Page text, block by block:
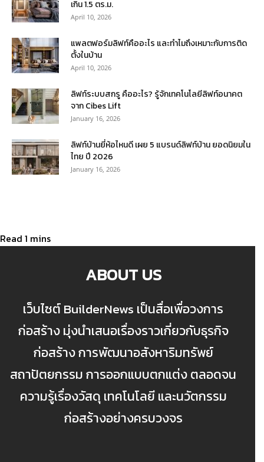
เกิน 1.5 ตร.ม.
April 10, 2026
แพลตฟอร์มลิฟท์คืออะไร และทำไมถึงเหมาะกับการติด
ตั้งในบ้าน
April 10, 2026
ลิฟท์ระบบสกรู คืออะไร? รู้จักเทคโนโลยีลิฟท์อนาคต
จาก Cibes Lift
January 16, 2026
ลิฟท์บ้านยี่ห้อไหนดี เผย 5 แบรนด์ลิฟท์บ้าน ยอดนิยมใน
ไทย ปี 2026
January 16, 2026
ABOUT US
เว็บไซต์ BuilderNews เป็นสื่อเพื่อวงการ
ก่อสร้าง มุ่งนำเสนอเรื่องราวเกี่ยวกับธุรกิจ
ก่อสร้าง การพัฒนาอสังหาริมทรัพย์
สถาปัตยกรรม การออกแบบตกแต่ง ตลอดจน
ความรู้เรื่องวัสดุ เทคโนโลยี และนวัตกรรม
ก่อสร้างอย่างครบวงจร